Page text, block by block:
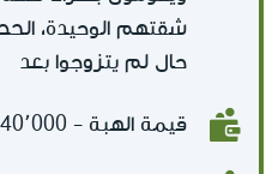
شقتهم الوحيدة،
حال لم يتزوجوا بعد
قيمة الهبة - 240٬000 شيكل جديد